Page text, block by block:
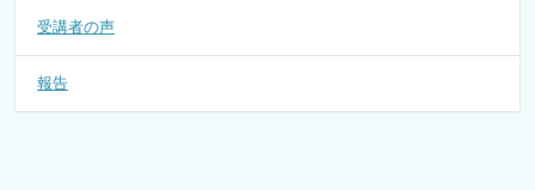
受講者の声
報告